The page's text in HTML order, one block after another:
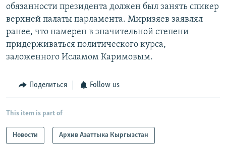
обязанности президента должен был занять спикер
верхней палаты парламента. Миризяев заявлял
ранее, что намерен в значительной степени
придерживаться политического курса,
заложенного Исламом Каримовым.
Поделиться Follow us
This item is part of
Новости Архив Азаттыка Кыргызстан